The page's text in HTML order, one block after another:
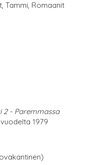
, Tammi, Romaanit
2 - Paremmassa
1979